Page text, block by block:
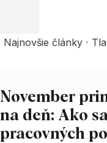
Najnovšie články
November
na deň: Ako
pracovných